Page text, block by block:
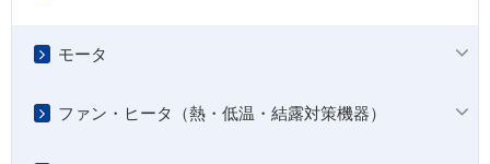
モータ
ファン・ヒータ（熱・低温・結露対策機器）